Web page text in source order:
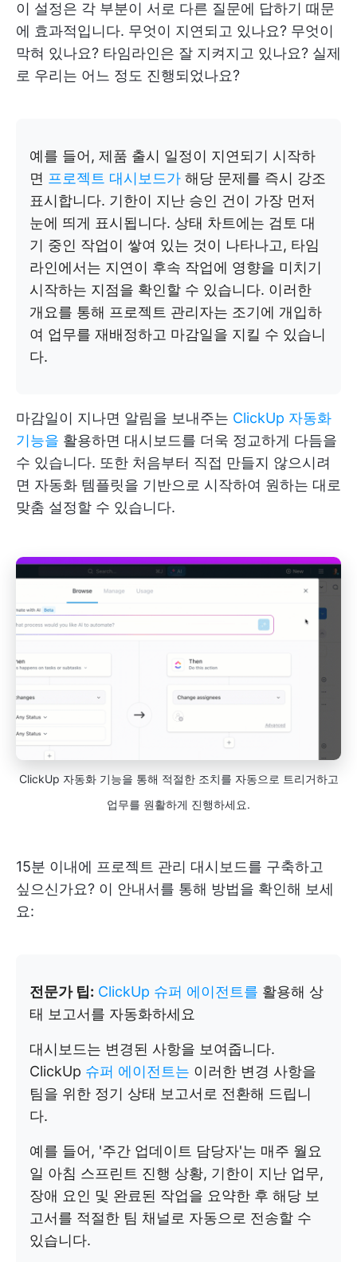
이 설정은 각 부분이 서로 다른 질문에 답하기 때문
에 효과적입니다. 무엇이 지연되고 있나요? 무엇이
막혀 있나요? 타임라인은 잘 지켜지고 있나요? 실제
로 우리는 어느 정도 진행되었나요?
예를 들어, 제품 출시 일정이 지연되기 시작하
면 프로젝트 대시보드가 해당 문제를 즉시 강조
표시합니다. 기한이 지난 승인 건이 가장 먼저
눈에 띄게 표시됩니다. 상태 차트에는 검토 대
기 중인 작업이 쌓여 있는 것이 나타나고, 타임
라인에서는 지연이 후속 작업에 영향을 미치기
시작하는 지점을 확인할 수 있습니다. 이러한
개요를 통해 프로젝트 관리자는 조기에 개입하
여 업무를 재배정하고 마감일을 지킬 수 있습니
다.
마감일이 지나면 알림을 보내주는 ClickUp 자동화
기능을 활용하면 대시보드를 더욱 정교하게 다듬을
수 있습니다. 또한 처음부터 직접 만들지 않으시려
면 자동화 템플릿을 기반으로 시작하여 원하는 대로
맞춤 설정할 수 있습니다.
ClickUp 자동화 기능을 통해 적절한 조치를 자동으로 트리거하고
업무를 원활하게 진행하세요.
15분 이내에 프로젝트 관리 대시보드를 구축하고
싶으신가요? 이 안내서를 통해 방법을 확인해 보세
요:
전문가 팁: ClickUp 슈퍼 에이전트를 활용해 상
태 보고서를 자동화하세요
대시보드는 변경된 사항을 보여줍니다.
ClickUp 슈퍼 에이전트는 이러한 변경 사항을
팀을 위한 정기 상태 보고서로 전환해 드립니
다.
예를 들어, '주간 업데이트 담당자'는 매주 월요
일 아침 스프린트 진행 상황, 기한이 지난 업무,
장애 요인 및 완료된 작업을 요약한 후 해당 보
고서를 적절한 팀 채널로 자동으로 전송할 수
있습니다.